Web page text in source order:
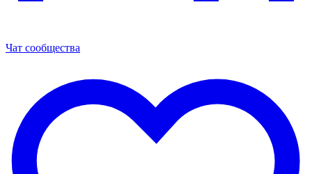
Чат сообщества